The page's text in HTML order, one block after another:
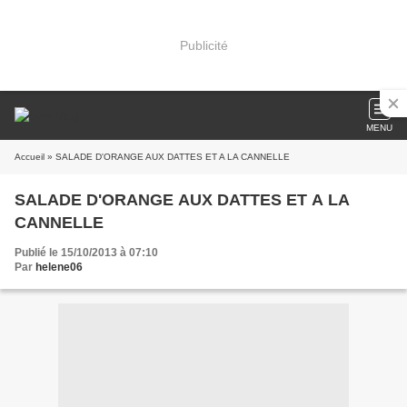
Publicité
MENU
Accueil » SALADE D'ORANGE AUX DATTES ET A LA CANNELLE
SALADE D'ORANGE AUX DATTES ET A LA
CANNELLE
Publié le 15/10/2013 à 07:10
Par helene06